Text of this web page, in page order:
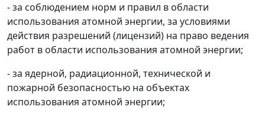
- за соблюдением норм и правил в области
использования атомной энергии, за условиями
действия разрешений (лицензий) на право ведения
работ в области использования атомной энергии;
- за ядерной, радиационной, технической и
пожарной безопасностью на объектах
использования атомной энергии;